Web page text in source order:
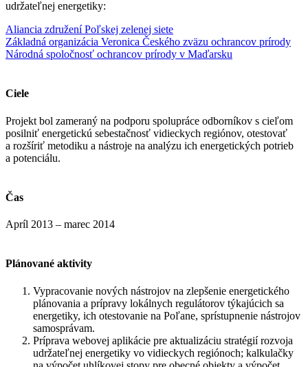
udržateľnej energetiky:
Aliancia združení Poľskej zelenej siete
Základná organizácia Veronica Českého zväzu ochrancov prírody
Národná spoločnosť ochrancov prírody v Maďarsku
Ciele
Projekt bol zameraný na podporu spolupráce odborníkov s cieľom
posilniť energetickú sebestačnosť vidieckych regiónov, otestovať
a rozšíriť metodiku a nástroje na analýzu ich energetických potrieb
a potenciálu.
Čas
Apríl 2013 – marec 2014
Plánované aktivity
Vypracovanie nových nástrojov na zlepšenie energetického
plánovania a prípravy lokálnych regulátorov týkajúcich sa
energetiky, ich otestovanie na Poľane, sprístupnenie nástrojov
samosprávam.
Príprava webovej aplikácie pre aktualizáciu stratégií rozvoja
udržateľnej energetiky vo vidieckych regiónoch; kalkulačky